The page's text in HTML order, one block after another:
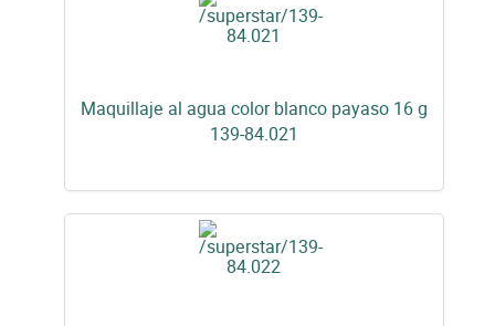
Maquillaje al agua color blanco payaso 16 g
139-84.021